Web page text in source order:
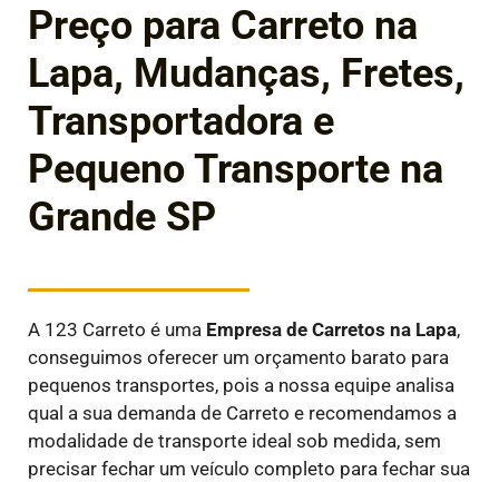
Preço para Carreto na
Lapa, Mudanças, Fretes,
Transportadora e
Pequeno Transporte na
Grande SP
A 123 Carreto é uma Empresa de Carretos na Lapa,
conseguimos oferecer um orçamento barato para
pequenos transportes, pois a nossa equipe analisa
qual a sua demanda de Carreto e recomendamos a
modalidade de transporte ideal sob medida, sem
precisar fechar um veículo completo para fechar sua